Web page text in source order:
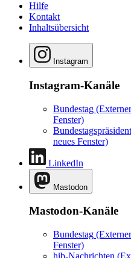
Hilfe
Kontakt
Inhaltsübersicht
Instagram
Instagram-Kanäle
Bundestag
Fenster)
neues Fenster)
LinkedIn
Mastodon
Mastodon-Kanäle
Bundestag
Fenster)
hib-Nachrichten